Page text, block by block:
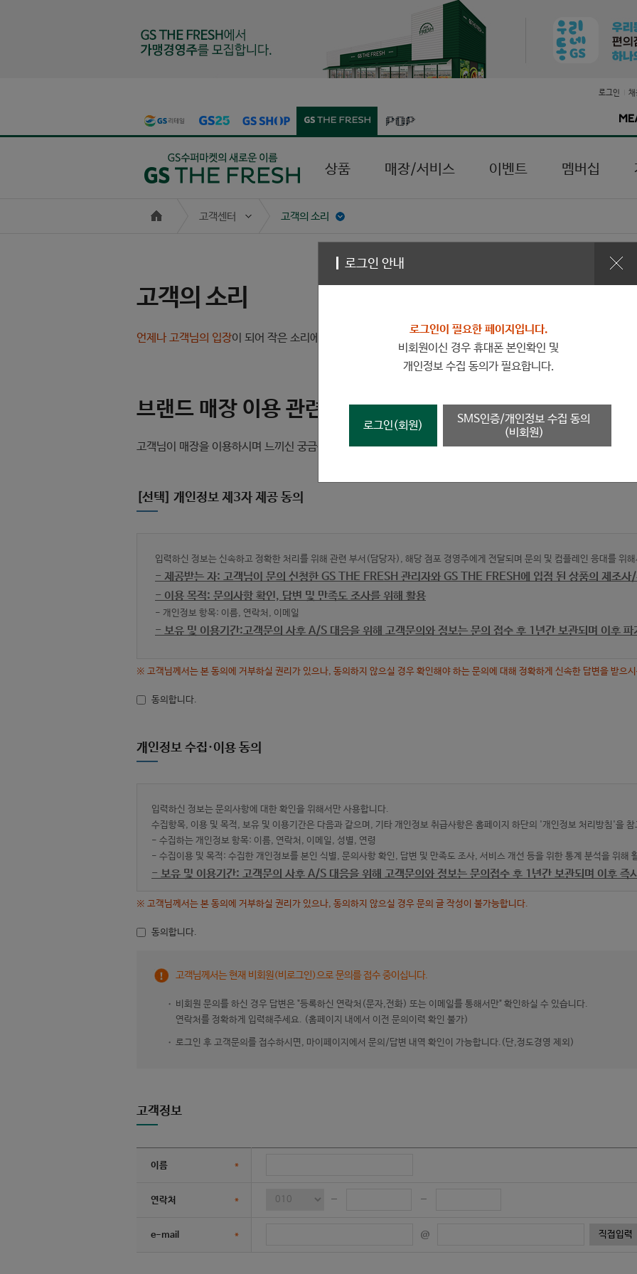
로그인 채
상품 매장/서비스 이벤트 멤버십
고객센터 고객의 소리
고객의 소리
언제나 고객님의 입장이 되어 작은 소리에도 귀를 기울이겠습니다.
브랜드 매장 이용 관련 문의
고객님이 매장을 이용하시며 느끼신 궁금증, 칭찬할 점, 불만인 점, 제안할 점 등에 대해 의견을 남겨주세요.
[선택] 개인정보 제3자 제공 동의
입력하신 정보는 신속하고 정확한 처리를 위해 관련 부서(담당자), 해당 점포 경영주에게 전달되며 문의 및 컴플레인 응대를 위
- 제공받는 자: 고객님이 문의 신청한 GS THE FRESH 관리자와 GS THE FRESH에 입점 된 상품의 제조
- 이용 목적: 문의사항 확인, 답변 및 만족도 조사를 위해 활용
- 개인정보 항목: 이름, 연락처, 이메일
- 보유 및 이용기간:고객문의 사후 A/S 대응을 위해 고객문의와 정보는 문의 접수 후 1년간 보관되며 이후 파
※ 고객님께서는 본 동의에 거부하실 권리가 있으나, 동의하지 않으실 경우 확인해야 하는 문의에 대해 정확하게 신속한 답변을 받으
동의합니다.
개인정보 수집·이용 동의
입력하신 정보는 문의사항에 대한 확인을 위해서만 사용합니다.
수집항목, 이용 및 목적, 보유 및 이용기간은 다음과 같으며, 기타 개인정보 취급사항은 홈페이지 하단의 '개인정보 처리방침'을
- 수집하는 개인정보 항목: 이름, 연락처, 이메일, 성별, 연령
- 수집이용 및 목적: 수집한 개인정보를 본인 식별, 문의사항 확인, 답변 및 만족도 조사, 서비스 개선 등을 위한 통계 분석을 위해
- 보유 및 이용기간: 고객문의 사후 A/S 대응을 위해 고객문의와 정보는 문의접수 후 1년간 보관되며 이후 즉
※ 고객님께서는 본 동의에 거부하실 권리가 있으나, 동의하지 않으실 경우 문의 글 작성이 불가능합니다.
동의합니다.
고객님께서는 현재 비회원(비로그인)으로 문의를 접수 중이십니다.
비회원 문의를 하신 경우 답변은 "등록하신 연락처(문자,전화) 또는 이메일를 통해서만" 확인하실 수 있습니다.
연락처를 정확하게 입력해주세요. (홈페이지 내에서 이전 문의이력 확인 불가)
로그인 후 고객문의를 접수하시면, 마이페이지에서 문의/답변 내역 확인이 가능합니다.(단,정도경영 제외)
고객정보
이름 *
연락처 *
e-mail *
로그인 안내
로그인이 필요한 페이지입니다.
비회원이신 경우 휴대폰 본인확인 및
개인정보 수집 동의가 필요합니다.
로그인(회원)
SMS인증/개인정보 수집 동의
(비회원)